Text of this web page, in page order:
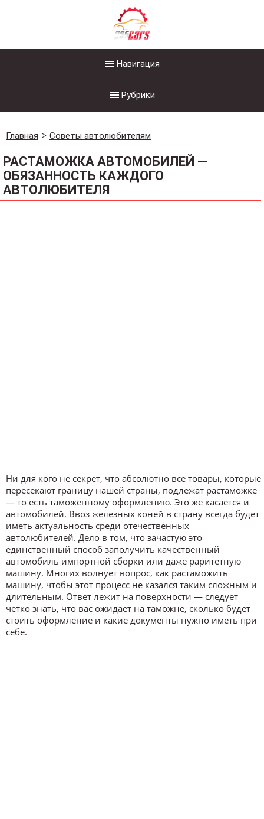
Навигация
Рубрики
Главная Советы автолюбителям
РАСТАМОЖКА АВТОМОБИЛЕЙ —
ОБЯЗАННОСТЬ КАЖДОГО
АВТОЛЮБИТЕЛЯ
Ни для кого не секрет, что абсолютно все товары, которые
пересекают границу нашей страны, подлежат растаможке
— то есть таможенному оформлению. Это же касается и
автомобилей. Ввоз железных коней в страну всегда будет
иметь актуальность среди отечественных
автолюбителей. Дело в том, что зачастую это
единственный способ заполучить качественный
автомобиль импортной сборки или даже раритетную
машину. Многих волнует вопрос, как растаможить
машину, чтобы этот процесс не казался таким сложным и
длительным. Ответ лежит на поверхности — следует
чётко знать, что вас ожидает на таможне, сколько будет
стоить оформление и какие документы нужно иметь при
себе.